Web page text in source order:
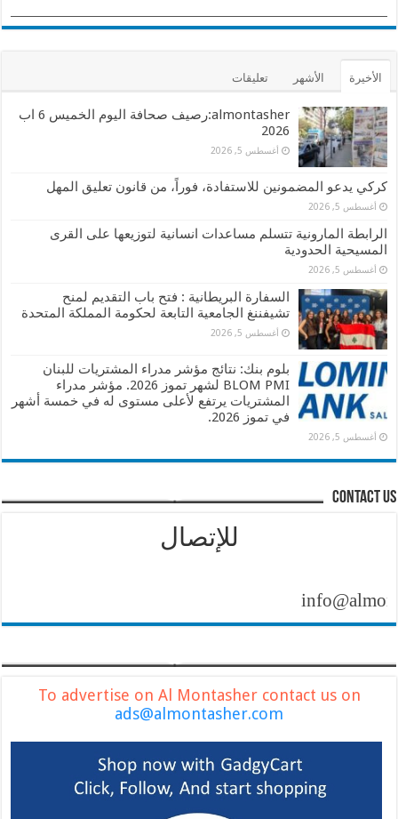
الأخيرة الأشهر تعليقات
almontasher:رصيف صحافة اليوم الخميس 6 اب
2026
أغسطس 5, 2026
كركي يدعو المضمونين للاستفادة، فوراً، من قانون تعليق المهل
أغسطس 5, 2026
الرابطة المارونية تتسلم مساعدات انسانية لتوزيعها على القرى
المسيحية الحدودية
أغسطس 5, 2026
السفارة البريطانية : فتح باب التقديم لمنح
تشيفننغ الجامعية التابعة لحكومة المملكة المتحدة
أغسطس 5, 2026
بلوم بنك: نتائج مؤشر مدراء المشتريات للبنان
BLOM PMI لشهر تموز 2026. مؤشر مدراء
المشتريات يرتفع لأعلى مستوى له في خمسة أشهر
في تموز 2026.
أغسطس 5, 2026
contact us
للإتصال
To advertise on Al Montasher contact us on
ads@almontasher.com